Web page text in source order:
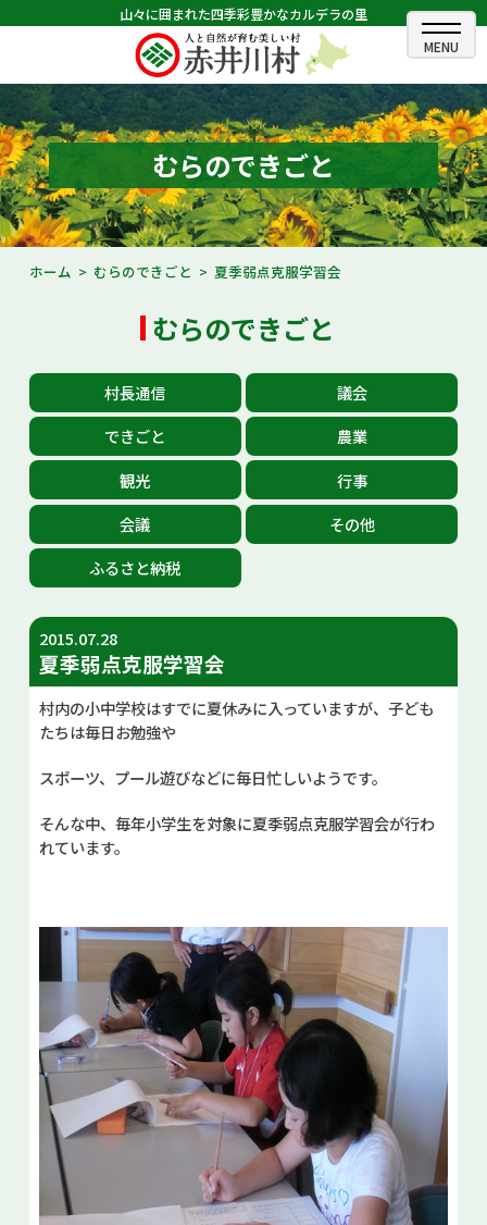
山々に囲まれた四季彩豊かなカルデラの里
ホーム
むらのできごと
むらのプロフィール
くらしの情報
観光・イベント情報
あかいがわ広報
お問い合せ
Select Language
むらのできごと
ホーム むらのできごと 夏季弱点克服学習会
むらのできごと
村長通信
議会
できごと
農業
観光
行事
会議
その他
ふるさと納税
2015.07.28
夏季弱点克服学習会
村内の小中学校はすでに夏休みに入っていますが、子ども
たちは毎日お勉強や
スポーツ、プール遊びなどに毎日忙しいようです。
そんな中、毎年小学生を対象に夏季弱点克服学習会が行わ
れています。